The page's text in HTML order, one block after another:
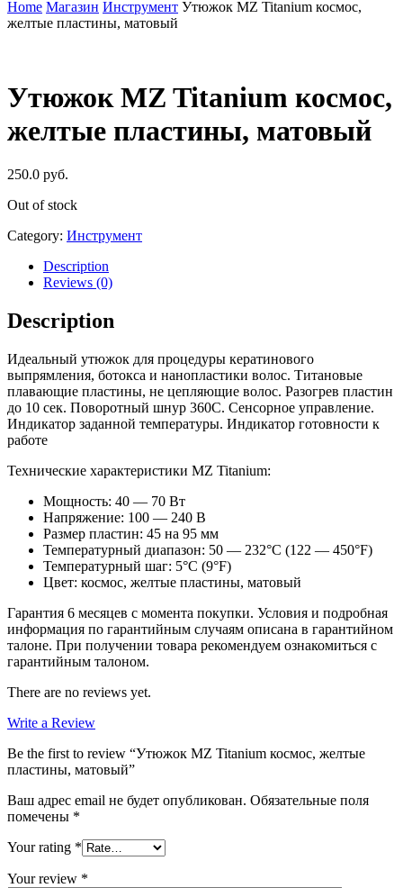
Close
Cart
Home Магазин Инструмент Утюжок MZ Titanium космос,
желтые пластины, матовый
Утюжок MZ Titanium космос,
желтые пластины, матовый
250.0 руб.
Out of stock
Category: Инструмент
Description
Reviews (0)
Description
Идеальный утюжок для процедуры кератинового
выпрямления, ботокса и нанопластики волос. Титановые
плавающие пластины, не цепляющие волос. Разогрев пластин
до 10 сек. Поворотный шнур 360С. Сенсорное управление.
Индикатор заданной температуры. Индикатор готовности к
работе
Технические характеристики MZ Titanium:
Мощность: 40 — 70 Вт
Напряжение: 100 — 240 В
Размер пластин: 45 на 95 мм
Температурный диапазон: 50 — 232°С (122 — 450°F)
Температурный шаг: 5°С (9°F)
Цвет: космос, желтые пластины, матовый
Гарантия 6 месяцев с момента покупки. Условия и подробная
информация по гарантийным случаям описана в гарантийном
талоне. При получении товара рекомендуем ознакомиться с
гарантийным талоном.
There are no reviews yet.
Write a Review
Be the first to review “Утюжок MZ Titanium космос, желтые
пластины, матовый”
Ваш адрес email не будет опубликован. Обязательные поля
помечены *
Your rating *
Your review *